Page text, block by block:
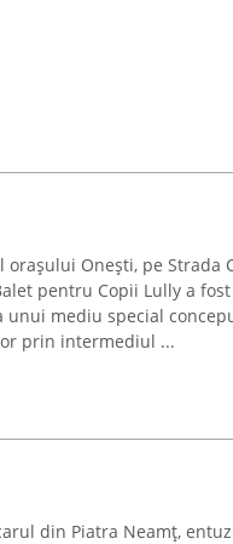
orașului Onești, pe Strada
pentru Copii Lully a
mediu special
prin intermediul ...
din Piatra Neamț,